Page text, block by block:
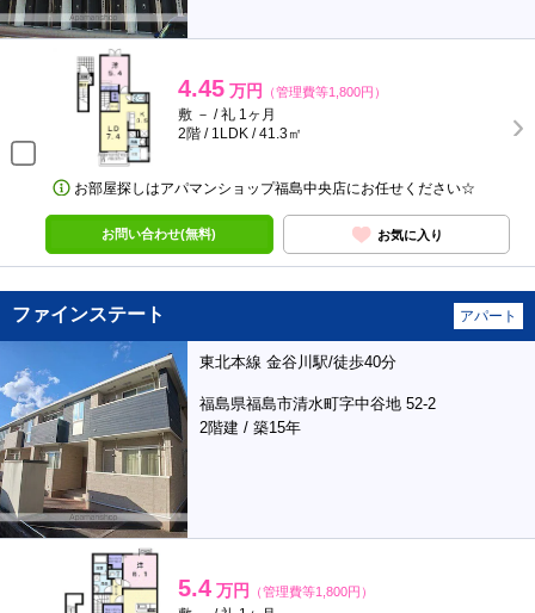
4.45 万円 （管理費等1,800円）
敷 － / 礼 1ヶ月
2階 / 1LDK / 41.3㎡
お部屋探しはアパマンショップ福島中央店にお任せください☆
お問い合わせ(無料) お気に入り
ファインステート アパート
東北本線 金谷川駅/徒歩40分
福島県福島市清水町字中谷地 52-2
2階建 / 築15年
5.4 万円 （管理費等1,800円）